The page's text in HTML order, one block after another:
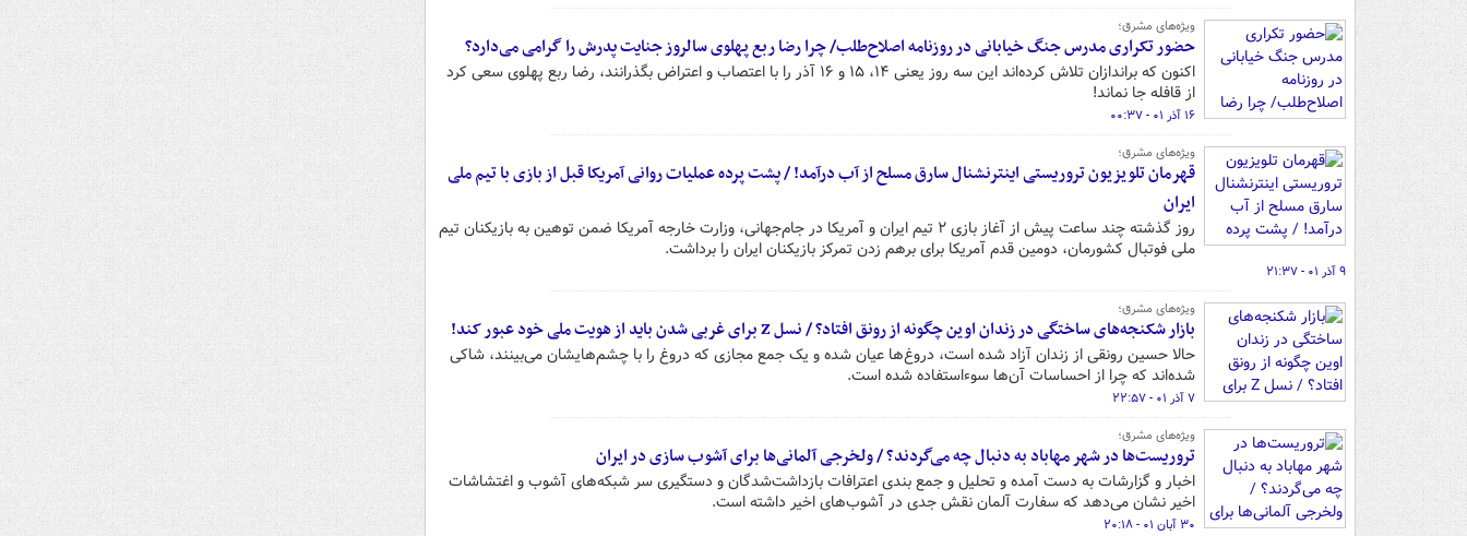
ویژه‌های مشرق؛
حضور تکراری مدرس جنگ خیابانی در روزنامه اصلاح‌طلب/ چرا رضا ربع پهلوی سالروز جنایت پدرش را گرامی می‌دارد؟
اکنون که براندازان تلاش کرده‌اند این سه روز یعنی ۱۴، ۱۵ و ۱۶ آذر را با اعتصاب و اعتراض بگذرانند، رضا ربع پهلوی سعی کرد
از قافله جا نماند!
۱۶ آذر ۰۱ - ۰۰:۳۷
ویژه‌های مشرق؛
قهرمان تلویزیون تروریستی اینترنشنال سارق مسلح از آب درآمد! / پشت پرده عملیات روانی آمریکا قبل از بازی با تیم ملی
ایران
روز گذشته چند ساعت پیش از آغاز بازی ۲ تیم ایران و آمریکا در جام‌جهانی، وزارت خارجه آمریکا ضمن توهین به بازیکنان تیم
‌ملی فوتبال کشورمان، دومین قدم آمریکا برای برهم زدن تمرکز بازیکنان ایران را برداشت.
۹ آذر ۰۱ - ۲۱:۳۷
ویژه‌های مشرق؛
بازار شکنجه‌های ساختگی در زندان اوین چگونه از رونق افتاد؟ / نسل Z برای غربی شدن باید از هویت ملی خود عبور کند!
حالا حسین رونقی از زندان آزاد شده است، دروغ‌ها عیان شده و یک جمع مجازی که دروغ را با چشم‌هایشان می‌بینند، شاکی
شده‌اند که چرا از احساسات آن‌ها سوءاستفاده شده است.
۷ آذر ۰۱ - ۲۲:۵۷
ویژه‌های مشرق؛
تروریست‌ها در شهر مهاباد به دنبال چه می‌گردند؟ / ولخرجی آلمانی‌ها برای آشوب سازی در ایران
اخبار و گزارشات به دست آمده و تحلیل و جمع بندی اعترافات بازداشت‌شدگان و دستگیری سر شبکه‌های آشوب و اغتشاشات
اخیر نشان می‌دهد که سفارت آلمان نقش جدی در آشوب‌های اخیر داشته است.
۳۰ آبان ۰۱ - ۲۰:۱۸